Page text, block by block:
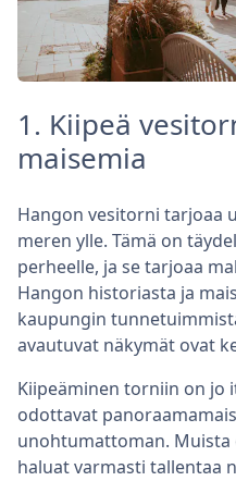
1. Kiipeä
maisemia
Hangon vesitorni tarjoaa
meren ylle. Tämä on
perheelle, ja se tarjoaa
Hangon historiasta ja
kaupungin
avautuvat näkymät ovat
Kiipeäminen torniin on jo
odottavat
unohtumattoman. Muista
haluat varmasti tallentaa